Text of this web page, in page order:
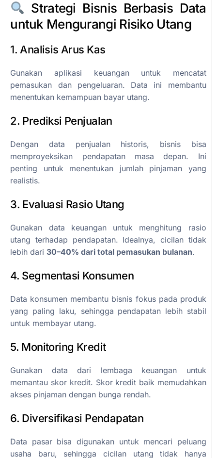
Strategi Bisnis Berbasis Data
untuk Mengurangi Risiko Utang
1. Analisis Arus Kas
Gunakan aplikasi keuangan untuk mencatat
pemasukan dan pengeluaran. Data ini membantu
menentukan kemampuan bayar utang.
2. Prediksi Penjualan
Dengan data penjualan historis, bisnis bisa
memproyeksikan pendapatan masa depan. Ini
penting untuk menentukan jumlah pinjaman yang
realistis.
3. Evaluasi Rasio Utang
Gunakan data keuangan untuk menghitung rasio
utang terhadap pendapatan. Idealnya, cicilan tidak
lebih dari 30–40% dari total pemasukan bulanan.
4. Segmentasi Konsumen
Data konsumen membantu bisnis fokus pada produk
yang paling laku, sehingga pendapatan lebih stabil
untuk membayar utang.
5. Monitoring Kredit
Gunakan data dari lembaga keuangan untuk
memantau skor kredit. Skor kredit baik memudahkan
akses pinjaman dengan bunga rendah.
6. Diversifikasi Pendapatan
Data pasar bisa digunakan untuk mencari peluang
usaha baru, sehingga cicilan utang tidak hanya